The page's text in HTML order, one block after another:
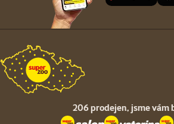
206 prodejen, jsme vám